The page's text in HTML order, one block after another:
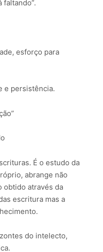
faltando”.
esforço para
e persistência.
É o estudo da
abrange não
obtido através da
escritura mas a
do intelecto,